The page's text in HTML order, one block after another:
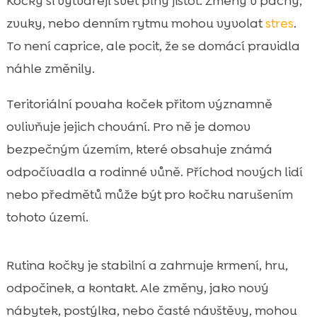
zvuky, nebo denním rytmu mohou vyvolatstres.
To není caprice, ale pocit, že se domácí pravidla
náhle změnily.
Teritoriální povaha koček přitom významně
ovlivňuje jejich chování. Pro ně je domov
bezpečným územím, které obsahuje známá
odpočívadla a rodinné vůně. Příchod nových lidí
nebo předmětů může být pro kočku narušením
tohoto území.
Rutina kočky je stabilní a zahrnuje krmení, hru,
odpočinek, a kontakt. Ale změny, jako nový
nábytek, postýlka, nebo časté návštěvy, mohou